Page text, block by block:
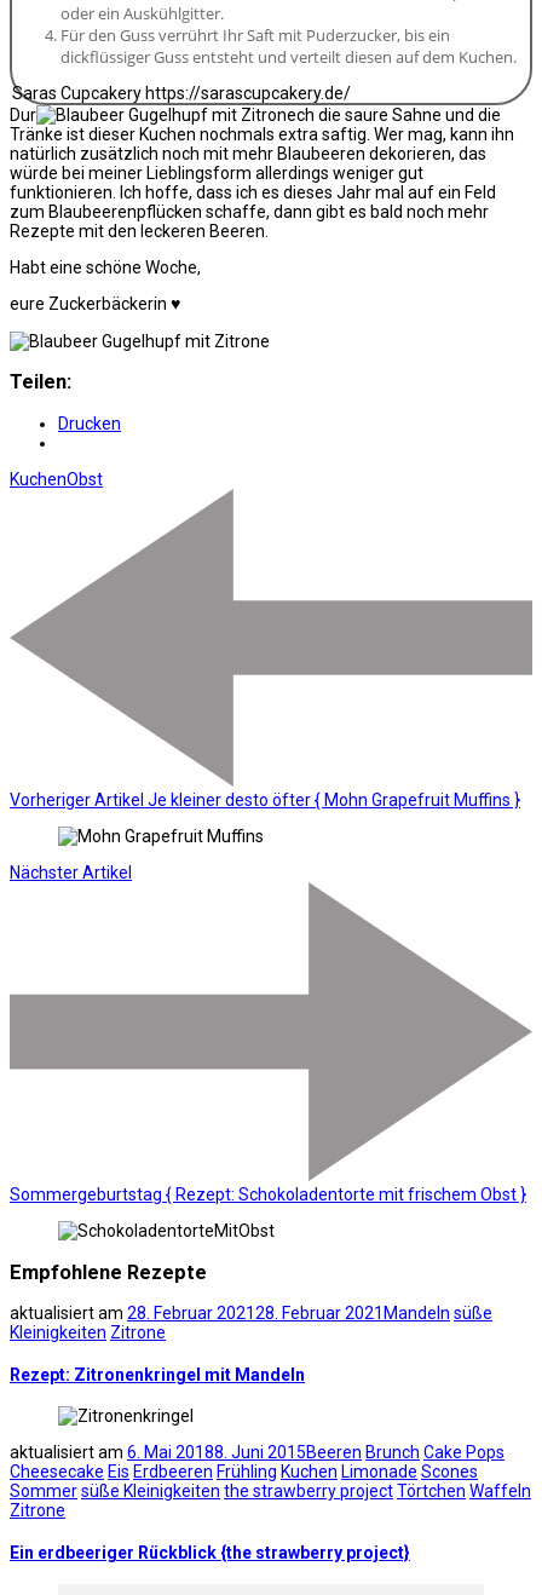
oder ein Auskühlgitter.
Für den Guss verrührt Ihr Saft mit Puderzucker, bis ein
dickflüssiger Guss entsteht und verteilt diesen auf dem Kuchen.
Saras Cupcakery https://sarascupcakery.de/
Dur
ch die saure Sahne und die
Tränke ist dieser Kuchen nochmals extra saftig. Wer mag, kann ihn
natürlich zusätzlich noch mit mehr Blaubeeren dekorieren, das
würde bei meiner Lieblingsform allerdings weniger gut
funktionieren. Ich hoffe, dass ich es dieses Jahr mal auf ein Feld
zum Blaubeerenpflücken schaffe, dann gibt es bald noch mehr
Rezepte mit den leckeren Beeren.
Habt eine schöne Woche,
eure Zuckerbäckerin ♥
Teilen:
Drucken
KuchenObst
Vorheriger Artikel Je kleiner desto öfter { Mohn Grapefruit Muffins }
Nächster Artikel
Sommergeburtstag { Rezept: Schokoladentorte mit frischem Obst }
Empfohlene Rezepte
aktualisiert am 28. Februar 202128. Februar 2021 Mandeln süße
Kleinigkeiten Zitrone
Rezept: Zitronenkringel mit Mandeln
aktualisiert am 6. Mai 20188. Juni 2015Beeren Brunch Cake Pops
Cheesecake Eis Erdbeeren Frühling Kuchen Limonade Scones
Sommersüße Kleinigkeiten the strawberry projectTörtchen Waffeln
Zitrone
Ein erdbeeriger Rückblick {the strawberry project}